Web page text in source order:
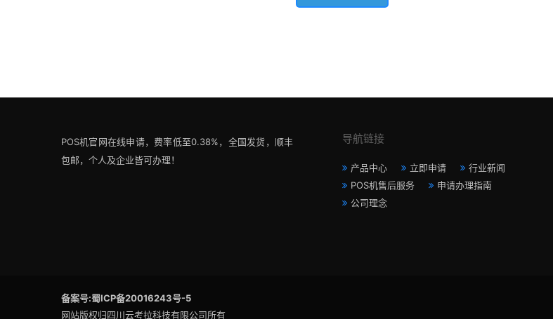
POS机官网在线申请，费率低至0.38%，全国发货，顺丰
包邮，个人及企业皆可办理！
导航链接
产品中心 立即申请
行业新闻
POS机售后服务
申请办理指南
公司理念
备案号:蜀ICP备20016243号-5
网站版权归四川云考拉科技有限公司所有